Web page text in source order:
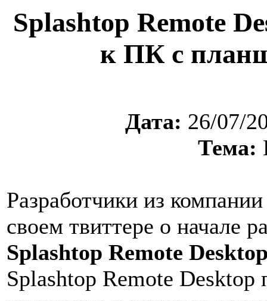
Splashtop Remote
к ПК с
Дата: 26/07/
Тема:
Разработчики из
своем твиттере о начале
Splashtop Remote
Splashtop Remote Desktop